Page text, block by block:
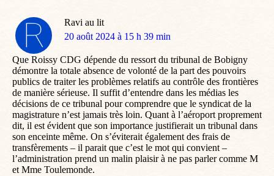
Ravi au lit
dit
20 août 2024 à 15 h 39 min
Que Roissy CDG dépende du ressort du tribunal de Bobigny
démontre la totale absence de volonté de la part des pouvoirs
publics de traiter les problèmes relatifs au contrôle des frontières
de manière sérieuse. Il suffit d’entendre dans les médias les
décisions de ce tribunal pour comprendre que le syndicat de la
magistrature n’est jamais très loin. Quant à l’aéroport proprement
dit, il est évident que son importance justifierait un tribunal dans
son enceinte même. On s’éviterait également des frais de
transfèrements – il parait que c’est le mot qui convient –
l’administration prend un malin plaisir à ne pas parler comme M
et Mme Toulemonde.